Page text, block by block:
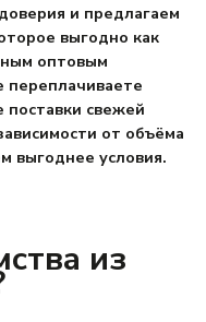
и предлагаем
ое выгодно как
оптовым
переплачиваете
свежей
от объёма
выгоднее условия.
из